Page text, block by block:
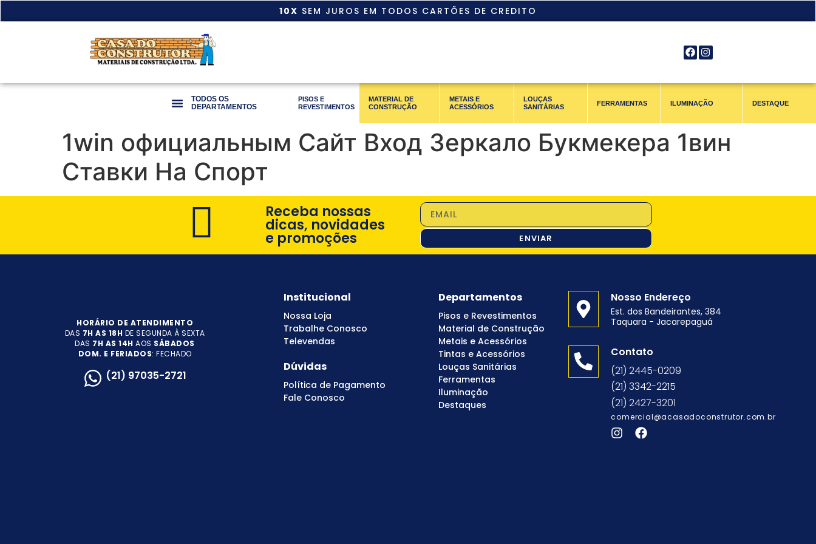
10X SEM JUROS EM TODOS CARTÕES DE CREDITO
TODOS OS
DEPARTAMENTOS
PISOS E
REVESTIMENTOS
MATERIAL DE
CONSTRUÇÃO
METAIS E
ACESSÓRIOS
LOUÇAS
SANITÁRIAS
FERRAMENTAS ILUMINAÇÃO DESTAQUE
1win официальным Сайт Вход Зеркало Букмекера 1вин
Ставки На Спорт
Receba nossas
dicas, novidades
e promoções ENVIAR
HORÁRIO DE ATENDIMENTO
DAS 7H AS 18H DE SEGUNDA À SEXTA
DAS 7H AS 14H AOS SÁBADOS
DOM. E FERIADOS: FECHADO
(21) 97035-2721
Institucional
Nossa Loja
Trabalhe Conosco
Televendas
Dúvidas
Política de Pagamento
Fale Conosco
Departamentos
Pisos e Revestimentos
Material de Construção
Metais e Acessórios
Tintas e Acessórios
Louças Sanitárias
Ferramentas
Iluminação
Destaques
Nosso Endereço
Est. dos Bandeirantes, 384
Taquara - Jacarepaguá
Contato
(21) 2445-0209
(21) 3342-2215
(21) 2427-3201
comercial@acasadoconstrutor.com.br